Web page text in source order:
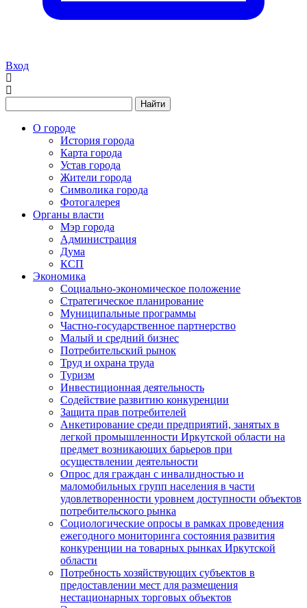
Вход
Найти
О городе
История города
Карта города
Устав города
Жители города
Символика города
Фотогалерея
Органы власти
Мэр города
Администрация
Дума
КСП
Экономика
Социально-экономическое положение
Стратегическое планирование
Муниципальные программы
Частно-государственное партнерство
Малый и средний бизнес
Потребительский рынок
Труд и охрана труда
Туризм
Инвестиционная деятельность
Содействие развитию конкуренции
Защита прав потребителей
Анкетирование среди предприятий, занятых в
легкой промышленности Иркутской области на
предмет возникающих барьеров при
осуществлении деятельности
Опрос для граждан с инвалидностью и
маломобильных групп населения в части
удовлетворенности уровнем доступности объектов
потребительского рынка
Социологические опросы в рамках проведения
ежегодного мониторинга состояния развития
конкуренции на товарных рынках Иркутской
области
Потребность хозяйствующих субъектов в
предоставлении мест для размещения
нестационарных торговых объектов